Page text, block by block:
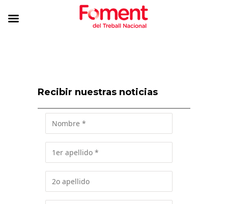
Recibir nuestras noticias